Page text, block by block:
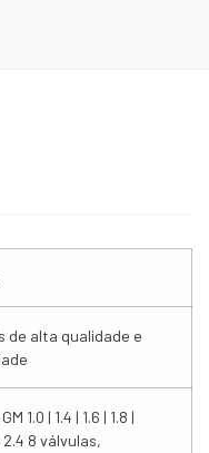
de alta qualidade e
1.0 | 1.4 | 1.6 | 1.8 |
2.4 8 válvulas,